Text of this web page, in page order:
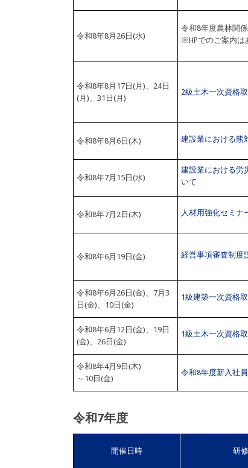
令和8年8月26日(水)
令和8年度農林関
※HPでのご案内は
令和8年8月17日(月)、24日
(月)、31日(月)
2級土木一次資格
令和8年8月6日(木) 建設業における熊
令和8年7月15日(水)
建設業における労
いて
令和8年7月2日(木) 人材用強化セミナ
令和8年6月19日(金) 経営事項審査制度
令和8年6月26日(金)、7月3
日(金)、10日(金)
1級建築一次資格
令和8年6月12日(金)、19日
(金)、26日(金)
1級土木一次資格
令和8年4月9日(木)
～10日(金)
令和8年度新入社
令和7年度
開催日時 研